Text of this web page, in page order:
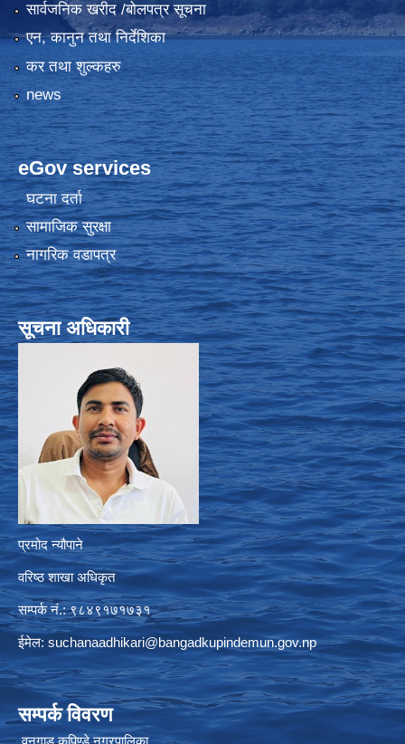
सार्वजनिक खरीद /बोलपत्र सूचना
एन, कानुन तथा निर्देशिका
कर तथा शुल्कहरु
news
eGov services
घटना दर्ता
सामाजिक सुरक्षा
नागरिक वडापत्र
सूचना अधिकारी
प्रमोद न्यौपाने
वरिष्ठ शाखा अधिकृत
सम्पर्क नं.: ९८४९१७१७३१
ईमेल: suchanaadhikari@bangadkupindemun.gov.np
सम्पर्क विवरण